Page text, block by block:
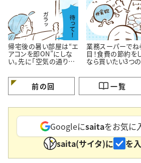
帰宅後の暑い部屋は“エ
アコンを即ON”にしな
い。先に「空気の通り
業務スーパーでね
目！食費の節約を
なら買いたい3つ
前の回 一覧
Googleにsaitaをお気に
saita(サイタ)に
を